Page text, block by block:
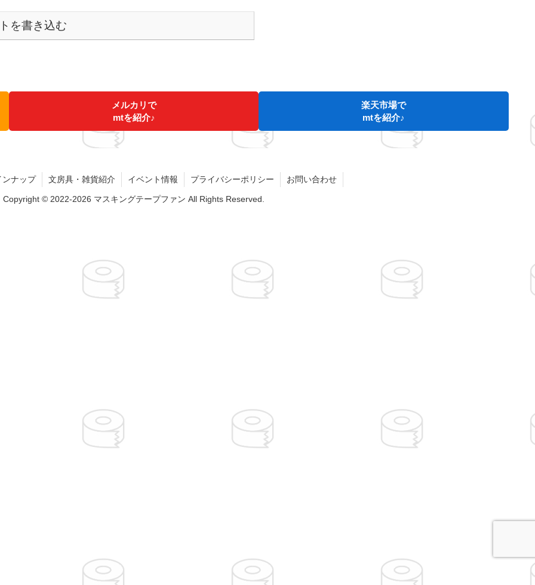
を書き込む
メルカリで
mtを紹介♪
楽天市場で
mtを紹介♪
ナップ 文房具・雑貨紹介 イベント情報 プライバシーポリシー お問い合わせ
Copyright © 2022-2026 マスキングテープファン All Rights Reserved.